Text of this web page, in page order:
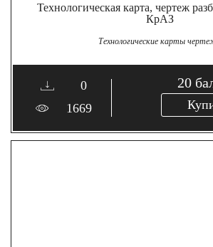
Технологическая карта, чертеж
КрАЗ
Технологические карты
0
1669
20